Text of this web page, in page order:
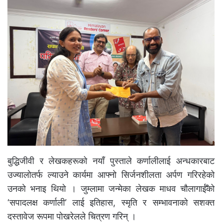
बुद्धिजीवी र लेखकहरूको नयाँ पुस्ताले कर्णालीलाई अन्धकारबाट
उज्यालोतर्फ ल्याउने कार्यमा आफ्नो सिर्जनशीलता अर्पण गरिरहेको
उनको भनाइ थियो । जुम्लामा जन्मेका लेखक माधव चौलागाईँको
‘सपादलक्ष कर्णाली’ लाई इतिहास, स्मृति र सम्भावनाको सशक्त
दस्तावेज रूपमा पोखरेलले चित्रण गरिन् ।